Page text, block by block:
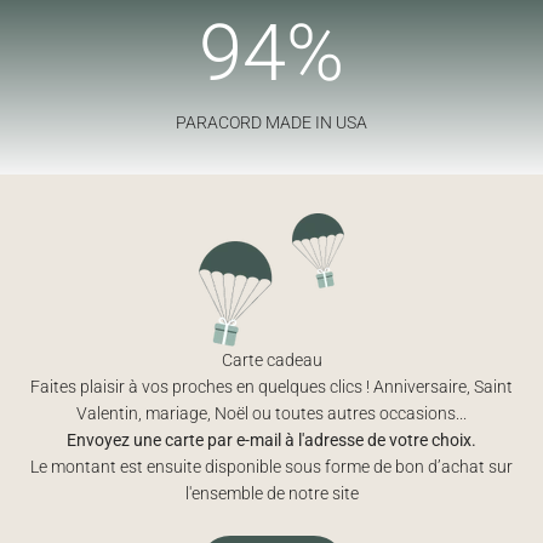
97%
PARACORD MADE IN USA
Carte cadeau
Faites plaisir à vos proches en quelques clics ! Anniversaire, Saint
Valentin, mariage, Noël ou toutes autres occasions...
Envoyez une carte par e-mail à l'adresse de votre choix.
Le montant est ensuite disponible sous forme de bon d’achat sur
l'ensemble de notre site